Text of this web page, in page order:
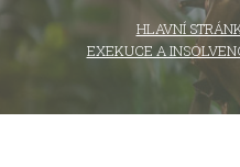
HLAVNÍ
EXEKUCE A